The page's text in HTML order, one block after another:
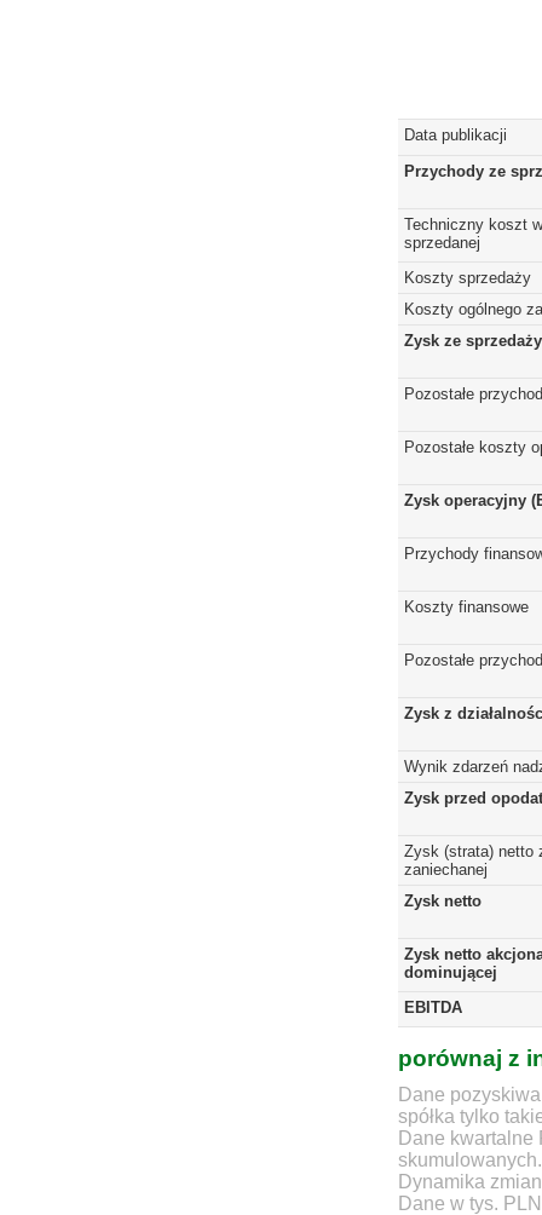
Data publikacji
Przychody ze
Techniczny koszt
sprzedanej
Koszty sprzedaży
Koszty ogólnego
Zysk ze sprzedaży
Pozostałe
Pozostałe koszty
Zysk operacyjny
Przychody
Koszty finansowe
Pozostałe
Zysk z
Wynik zdarzeń
Zysk przed
Zysk (strata) netto
zaniechanej
Zysk netto
Zysk netto
dominującej
EBITDA
porównaj z
Dane
spółka tylko
Dane
skumulowanych.
Dynamika
Dane w tys. PLN